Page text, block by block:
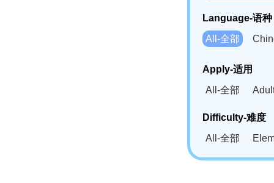
Language-语种
All-全部
Bahasa
Swahili(SW)-
Apply-适用
All-全部
Difficulty-难度
All-全部